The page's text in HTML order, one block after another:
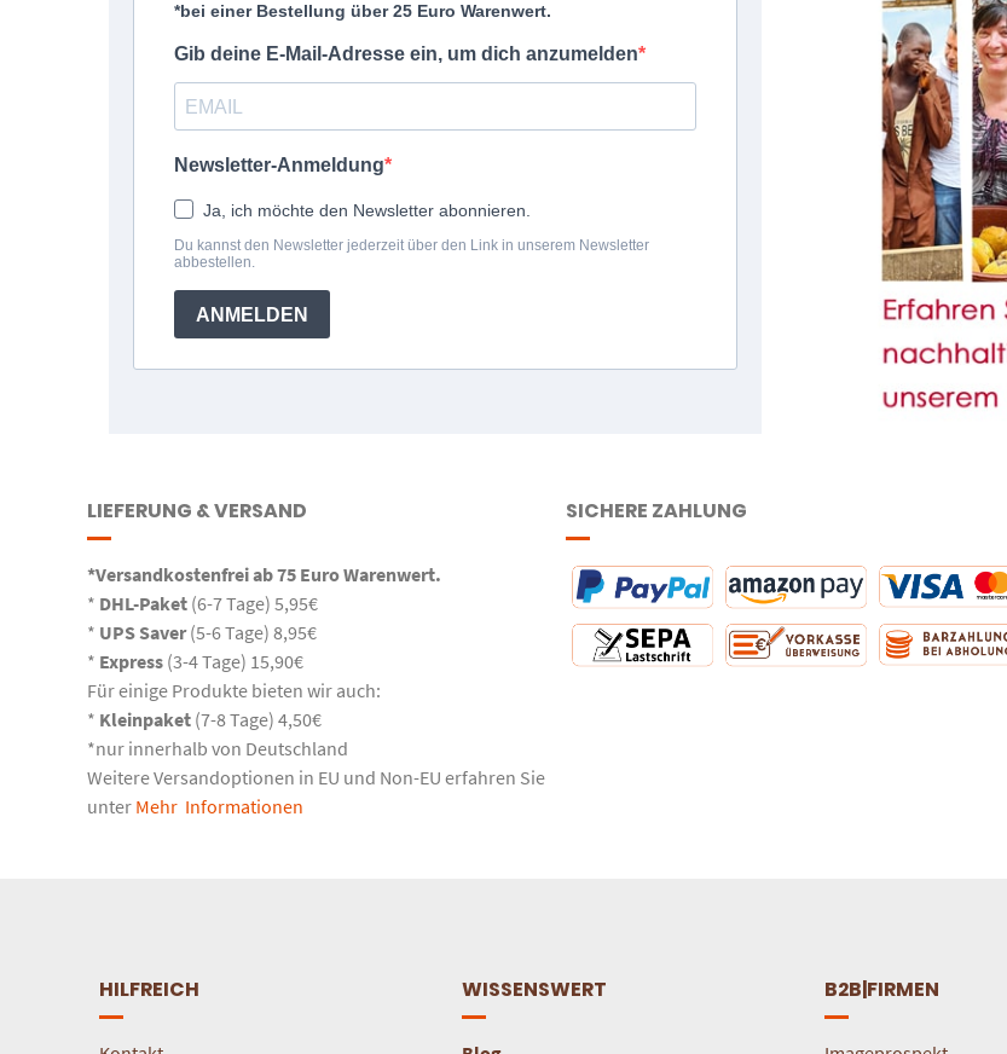
LIEFERUNG & VERSAND
*Versandkostenfrei ab 75 Euro Warenwert.
* DHL-Paket(6-7 Tage) 5,95€
* UPS Saver(5-6 Tage) 8,95€
* Express(3-4 Tage) 15,90€
Für einige Produkte bieten wir auch:
* Kleinpaket(7-8 Tage) 4,50€
*nur innerhalb von Deutschland
Weitere Versandoptionen in EU und Non-EU erfahren Sie
unter Mehr Informationen
SICHERE ZAHLUNG
HILFREICH WISSENSWERT B2B|FIRMEN